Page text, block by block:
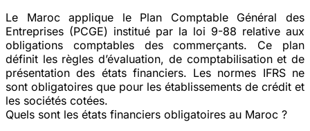
Le Maroc applique le Plan Comptable Général des
Entreprises (PCGE) institué par la loi 9-88 relative aux
obligations comptables des commerçants. Ce plan
définit les règles d’évaluation, de comptabilisation et de
présentation des états financiers. Les normes IFRS ne
sont obligatoires que pour les établissements de crédit et
les sociétés cotées.
Quels sont les états financiers obligatoires au Maroc ?